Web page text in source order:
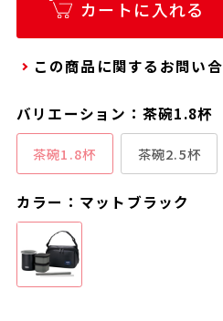
バッグは含まれておりま
バッグを希望される場合
願いいたします。
店舗紹介ページ
カートに入れる
この商品に関するお問い
バリエーション：茶碗1.8杯
茶碗1.8杯 茶碗2.5杯
カラー：マットブラック